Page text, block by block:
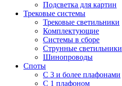
Подсветка для картин
Трековые системы
Трековые светильники
Комплектующие
Системы в сборе
Струнные светильники
Шинопроводы
Споты
С 3 и более плафонами
С 1 плафоном